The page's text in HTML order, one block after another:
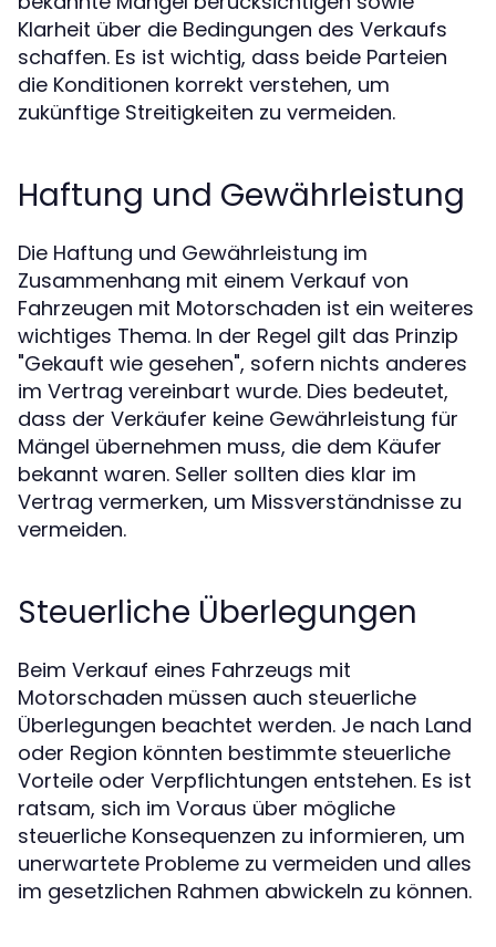
Klarheit über die Bedingungen des Verkaufs
schaffen. Es ist wichtig, dass beide Parteien
die Konditionen korrekt verstehen, um
zukünftige Streitigkeiten zu vermeiden.
Haftung und Gewährleistung
Die Haftung und Gewährleistung im
Zusammenhang mit einem Verkauf von
Fahrzeugen mit Motorschaden ist ein weiteres
wichtiges Thema. In der Regel gilt das Prinzip
"Gekauft wie gesehen", sofern nichts anderes
im Vertrag vereinbart wurde. Dies bedeutet,
dass der Verkäufer keine Gewährleistung für
Mängel übernehmen muss, die dem Käufer
bekannt waren. Seller sollten dies klar im
Vertrag vermerken, um Missverständnisse zu
vermeiden.
Steuerliche Überlegungen
Beim Verkauf eines Fahrzeugs mit
Motorschaden müssen auch steuerliche
Überlegungen beachtet werden. Je nach Land
oder Region könnten bestimmte steuerliche
Vorteile oder Verpflichtungen entstehen. Es ist
ratsam, sich im Voraus über mögliche
steuerliche Konsequenzen zu informieren, um
unerwartete Probleme zu vermeiden und alles
im gesetzlichen Rahmen abwickeln zu können.